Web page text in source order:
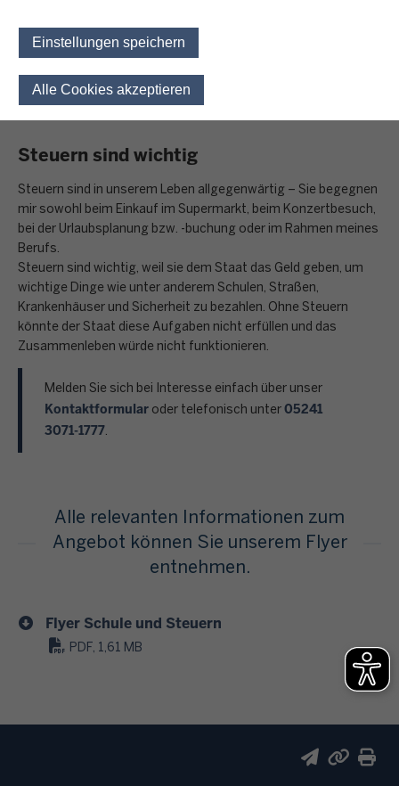
Einstellungen speichern
Alle Cookies akzeptieren
Schülerinnen und Schüler zu beantworten, wie zum Beispiel:
Versteuerung von Ferienjobs oder
Steuern sind wichtig
Steuern sind in unserem Leben allgegenwärtig – Sie begegnen
mir sowohl beim Einkauf im Supermarkt, beim Konzertbesuch,
bei der Urlaubsplanung bzw. -buchung oder im Rahmen meines
Berufs.
Steuern sind wichtig, weil sie dem Staat das Geld geben, um
wichtige Dinge wie unter anderem Schulen, Straßen,
Krankenhäuser und Sicherheit zu bezahlen. Ohne Steuern
könnte der Staat diese Aufgaben nicht erfüllen und das
Zusammenleben würde nicht funktionieren.
Melden Sie sich bei Interesse einfach über unser
Kontaktformular oder telefonisch unter 05241
3071-1777
Alle relevanten Informationen zum
Angebot können Sie unserem Flyer
entnehmen.
Flyer Schule und Steuern
PDF, 1,61 MB